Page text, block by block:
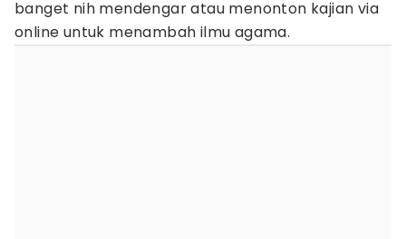
banget nih mendengar atau menonton kajian via
online untuk menambah ilmu agama.